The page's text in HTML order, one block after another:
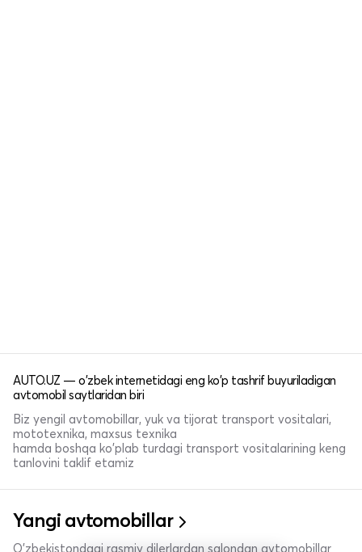
AUTO.UZ — o'zbek internetidagi eng ko'p tashrif buyuriladigan
avtomobil saytlaridan biri
Biz yengil avtomobillar, yuk va tijorat transport vositalari,
mototexnika, maxsus texnika
hamda boshqa ko'plab turdagi transport vositalarining keng
tanlovini taklif etamiz
Yangi avtomobillar
O'zbekistondagi rasmiy dilerlardan salondan avtomobillar